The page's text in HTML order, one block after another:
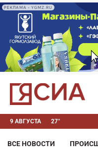
РЕКЛАМА • YGMZ.RU
9 АВГУСТА 27°
ВСЕ НОВОСТИ